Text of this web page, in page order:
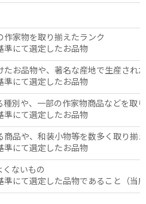
作家物を取り揃えたランク
準にて選定したお品物
たお品物や、著名な産地で生産され
準にて選定したお品物
種別や、一部の作家物商品などを取
準にて選定したお品物
商品や、和装小物等を数多く取り揃
準にて選定したお品物
くないもの
準にて選定した品物であること（当